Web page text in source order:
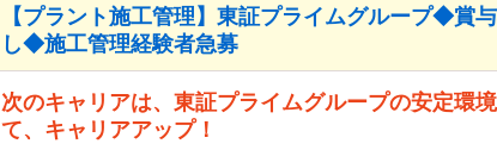
【プラント施工管理】東証プライムグループ◆
し◆施工管理経験者急募
次のキャリアは、東証プライムグループの安定環
て、キャリアアップ！